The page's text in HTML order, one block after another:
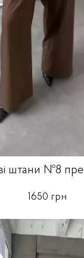
штани №8
1650 грн